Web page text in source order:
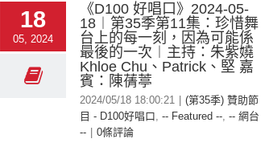
18
05, 2024
《D100 好唱口》2024-05-
18︱第35季第11集：珍惜舞
台上的每一刻，因為可能係
最後的一次︱主持：朱紫嬈
Khloe Chu、Patrick、堅 嘉
賓：陳蒨葶
2024/05/18 18:00:21
(第35季) 贊助節
目 - D100好唱口, -- Featured --, -- 網台
--
0條評論